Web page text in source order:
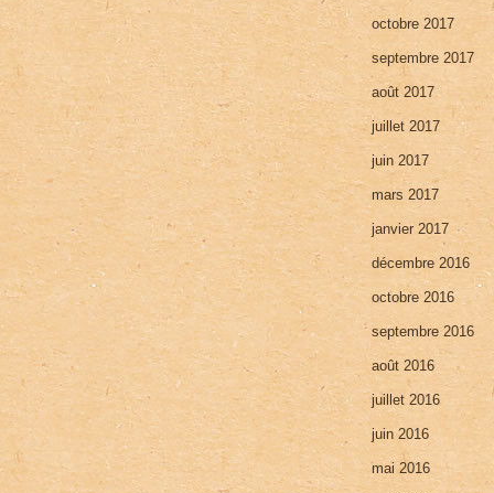
octobre 2017
septembre 2017
août 2017
juillet 2017
juin 2017
mars 2017
janvier 2017
décembre 2016
octobre 2016
septembre 2016
août 2016
juillet 2016
juin 2016
mai 2016